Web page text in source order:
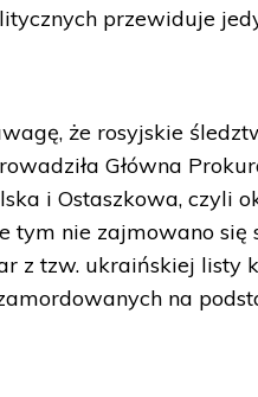
przewiduje
że rosyjskie
Główna
i Ostaszkowa, czyli
tym nie zajmowano się
z tzw. ukraińskiej listy
na